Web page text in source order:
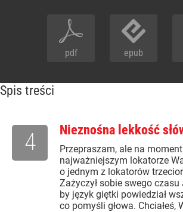
pdf epub
Spis treści
Nieznośna lekkość
Przepraszam, ale na
najważniejszym lokatorze
o jednym z lokatorów
Zażyczył sobie swego czasu
by język giętki powiedział
co pomyśli głowa. Chciałeś,
4